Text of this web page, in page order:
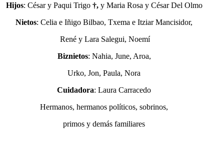
Hijos: César y Paqui Trigo †, y Maria Rosa y César Del Olmo
Nietos: Celia e Iñigo Bilbao, Txema e Itziar Mancisidor,
René y Lara Salegui, Noemí
Biznietos: Nahia, June, Aroa,
Urko, Jon, Paula, Nora
Cuidadora: Laura Carracedo
Hermanos, hermanos políticos, sobrinos,
primos y demás familiares